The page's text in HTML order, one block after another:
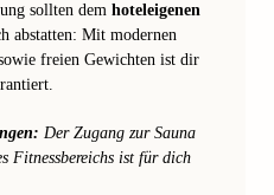
sollten dem hoteleigenen
abstatten: Mit modernen
freien Gewichten ist dir
Der Zugang zur Sauna
Fitnessbereichs ist für dich